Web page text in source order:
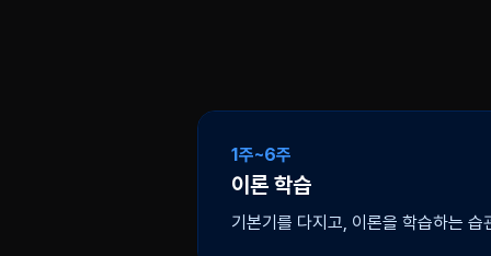
1주~6주
이론 학습
기본기를 다지고, 이론을 학습하는